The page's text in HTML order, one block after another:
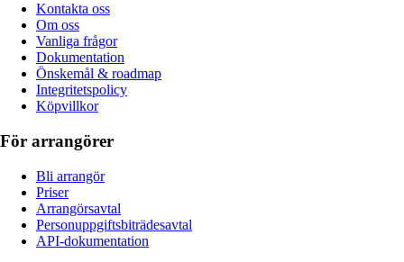
Kontakta oss
Om oss
Vanliga frågor
Dokumentation
Önskemål & roadmap
Integritetspolicy
Köpvillkor
För arrangörer
Bli arrangör
Priser
Arrangörsavtal
Personuppgiftsbiträdesavtal
API-dokumentation